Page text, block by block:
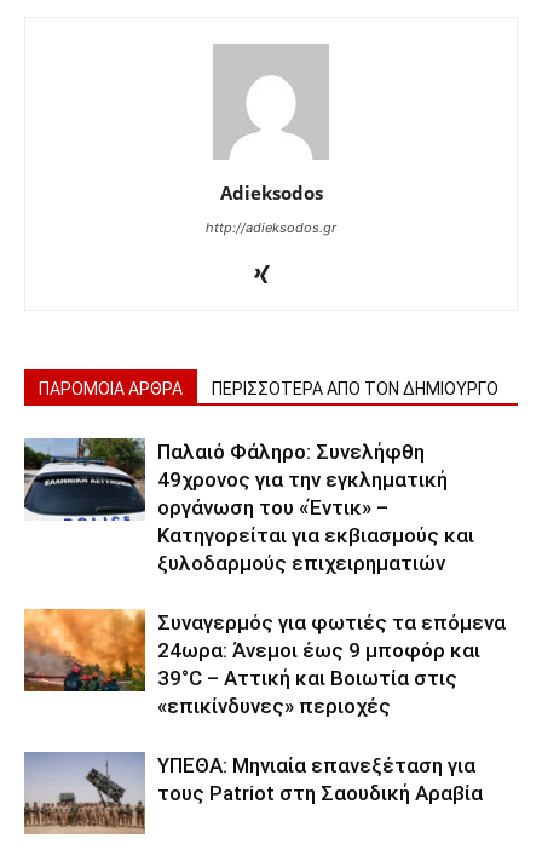
Adieksodos
http://adieksodos.gr
ΠΑΡΟΜΟΙΑ ΑΡΘΡΑ ΠΕΡΙΣΣΟΤΕΡΑ ΑΠΟ ΤΟΝ ΔΗΜΙΟΥΡΓΟ
Παλαιό Φάληρο: Συνελήφθη
49χρονος για την εγκληματική
οργάνωση του «Έντικ» –
Κατηγορείται για εκβιασμούς και
ξυλοδαρμούς επιχειρηματιών
Συναγερμός για φωτιές τα επόμενα
24ωρα: Άνεμοι έως 9 μποφόρ και
39°C – Αττική και Βοιωτία στις
«επικίνδυνες» περιοχές
ΥΠΕΘΑ: Μηνιαία επανεξέταση για
τους Patriot στη Σαουδική Αραβία